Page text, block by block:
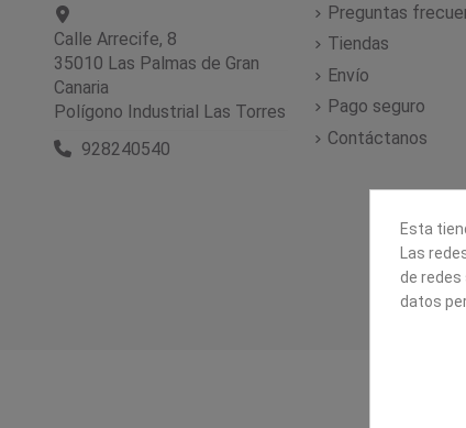
Calle Arrecife, 8
35010 Las Palmas de Gran
Canaria
Polígono Industrial Las Torres
928240540
Preguntas
Tiendas
Envío
Pago seguro
Contáctanos
Esta
Las
de
datos